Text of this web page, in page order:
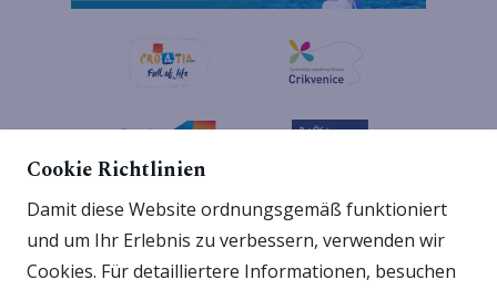
Cookie Richtlinien
Damit diese Website ordnungsgemäß funktioniert
und um Ihr Erlebnis zu verbessern, verwenden wir
Cookies. Für detailliertere Informationen, besuchen